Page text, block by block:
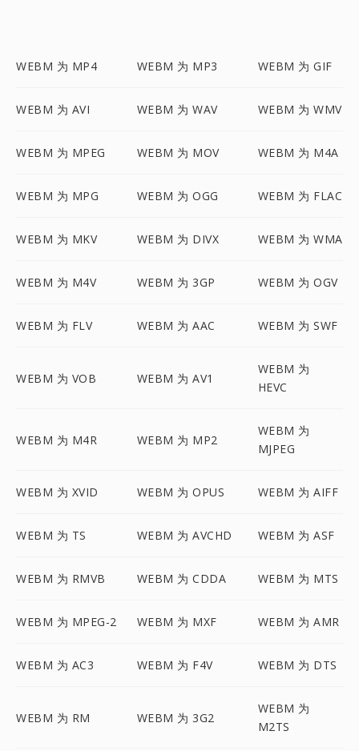
WEBM 为 MP4 WEBM 为 MP3 WEBM 为 GIF
WEBM 为 AVI WEBM 为 WAV WEBM 为 WMV
WEBM 为 MPEG WEBM 为 MOV WEBM 为 M4A
WEBM 为 MPG WEBM 为 OGG WEBM 为 FLAC
WEBM 为 MKV WEBM 为 DIVX WEBM 为 WMA
WEBM 为 M4V WEBM 为 3GP WEBM 为 OGV
WEBM 为 FLV WEBM 为 AAC WEBM 为 SWF
WEBM 为 VOB WEBM 为 AV1
WEBM 为
HEVC
WEBM 为 M4R WEBM 为 MP2
WEBM 为
MJPEG
WEBM 为 XVID WEBM 为 OPUS WEBM 为 AIFF
WEBM 为 TS WEBM 为 AVCHD WEBM 为 ASF
WEBM 为 RMVB WEBM 为 CDDA WEBM 为 MTS
WEBM 为 MPEG-2 WEBM 为 MXF WEBM 为 AMR
WEBM 为 AC3 WEBM 为 F4V WEBM 为 DTS
WEBM 为 RM WEBM 为 3G2
WEBM 为
M2TS